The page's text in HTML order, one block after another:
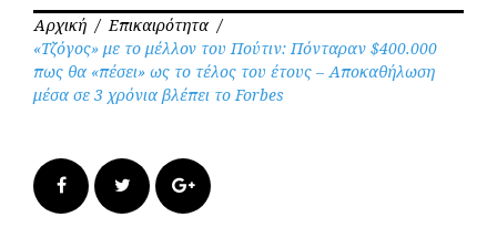
Αρχική / Επικαιρότητα /
«Τζόγος» με το μέλλον του Πούτιν: Πόνταραν $400.000
πως θα «πέσει» ως το τέλος του έτους – Αποκαθήλωση
μέσα σε 3 χρόνια βλέπει το Forbes
FacebookTwitter Google+